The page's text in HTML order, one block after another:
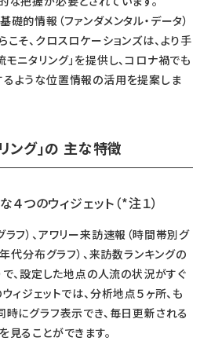
的情報（ファンダメンタル・データ）
そ、クロスロケーションズは、より手
ニタリング」を提供し、コロナ禍でも
ような位置情報の活用を提案しま
ング」の 主な特徴
つのウィジェット（*注１）
フ）、アワリー来訪速報（時間帯別グ
年代分布グラフ）、来訪数ランキングの
で、設定した地点の人流の状況がすぐ
ィジェットでは、分析地点５ヶ所、も
にグラフ表示でき、毎日更新される
ることができます。